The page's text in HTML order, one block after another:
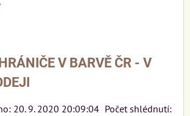
V BARVĚ ČR - V
20. 9. 2020 20:09:04 Počet shlédnutí: